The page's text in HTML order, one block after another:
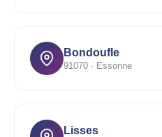
Bondoufle
91070 · Essonne
Lisses